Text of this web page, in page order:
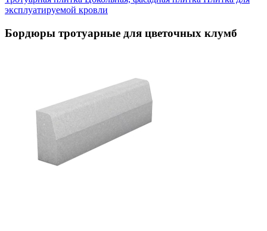
эксплуатируемой кровли
Бордюры тротуарные для цветочных клумб